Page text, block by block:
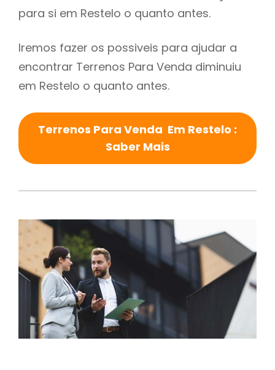
para si em Restelo o quanto antes.
Iremos fazer os possiveis para ajudar a
encontrar Terrenos Para Venda diminuiu
em Restelo o quanto antes.
Terrenos Para Venda Em Restelo :
Saber Mais